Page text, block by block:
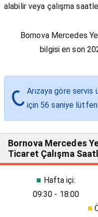
alabilir veya çalışma
Bornova Mercedes
bilgisi en son
Loading... Arızaya göre servis
için 55 saniye lütfen
Bornova Mercedes
Ticaret Çalışma
■ Hafta içi:
09:30 - 18:00
■